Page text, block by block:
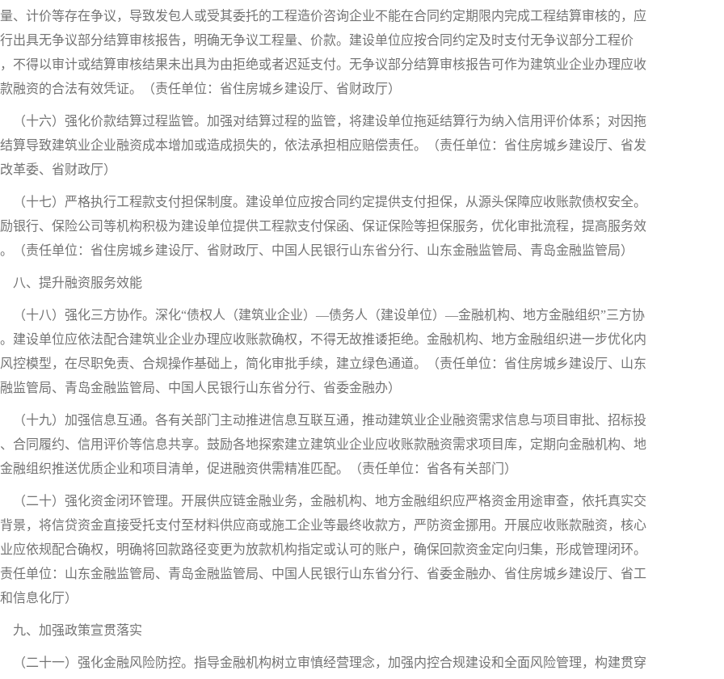
、计价等存在争议，导致发包人或受其委托的工程造价咨询企业不能在合同约定期限内完成工程结算审核的，应
出具无争议部分结算审核报告，明确无争议工程量、价款。建设单位应按合同约定及时支付无争议部分工程价
不得以审计或结算审核结果未出具为由拒绝或者迟延支付。无争议部分结算审核报告可作为建筑业企业办理应收
融资的合法有效凭证。（责任单位：省住房城乡建设厅、省财政厅）
十六）强化价款结算过程监管。加强对结算过程的监管，将建设单位拖延结算行为纳入信用评价体系；对因拖
算导致建筑业企业融资成本增加或造成损失的，依法承担相应赔偿责任。（责任单位：省住房城乡建设厅、省发
革委、省财政厅）
十七）严格执行工程款支付担保制度。建设单位应按合同约定提供支付担保，从源头保障应收账款债权安全。
银行、保险公司等机构积极为建设单位提供工程款支付保函、保证保险等担保服务，优化审批流程，提高服务效
（责任单位：省住房城乡建设厅、省财政厅、中国人民银行山东省分行、山东金融监管局、青岛金融监管局）
、提升融资服务效能
十八）强化三方协作。深化“债权人（建筑业企业）—债务人（建设单位）—金融机构、地方金融组织”三方协
建设单位应依法配合建筑业企业办理应收账款确权，不得无故推诿拒绝。金融机构、地方金融组织进一步优化内
控模型，在尽职免责、合规操作基础上，简化审批手续，建立绿色通道。（责任单位：省住房城乡建设厅、山东
监管局、青岛金融监管局、中国人民银行山东省分行、省委金融办）
十九）加强信息互通。各有关部门主动推进信息互联互通，推动建筑业企业融资需求信息与项目审批、招标投
合同履约、信用评价等信息共享。鼓励各地探索建立建筑业企业应收账款融资需求项目库，定期向金融机构、地
融组织推送优质企业和项目清单，促进融资供需精准匹配。（责任单位：省各有关部门）
二十）强化资金闭环管理。开展供应链金融业务，金融机构、地方金融组织应严格资金用途审查，依托真实交
景，将信贷资金直接受托支付至材料供应商或施工企业等最终收款方，严防资金挪用。开展应收账款融资，核心
应依规配合确权，明确将回款路径变更为放款机构指定或认可的账户，确保回款资金定向归集，形成管理闭环。
责任单位：山东金融监管局、青岛金融监管局、中国人民银行山东省分行、省委金融办、省住房城乡建设厅、省工
信息化厅）
、加强政策宣贯落实
二十一）强化金融风险防控。指导金融机构树立审慎经营理念，加强内控合规建设和全面风险管理，构建贯穿